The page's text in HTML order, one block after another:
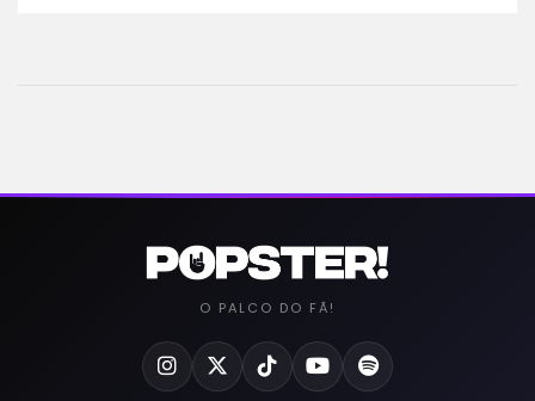
O PALCO DO FÃ!